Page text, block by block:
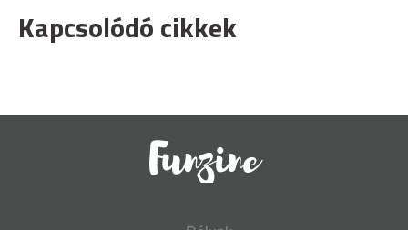
Kapcsolódó cikkek